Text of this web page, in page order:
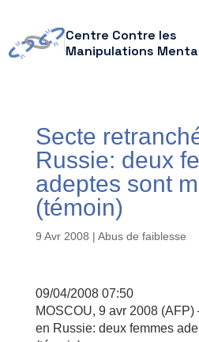
Centre Contre les
Manipulations
Secte
Russie: deux
adeptes sont
(témoin)
9 Avr 2008 | Abus de faiblesse
09/04/2008 07:50
MOSCOU, 9 avr 2008
en Russie: deux femmes